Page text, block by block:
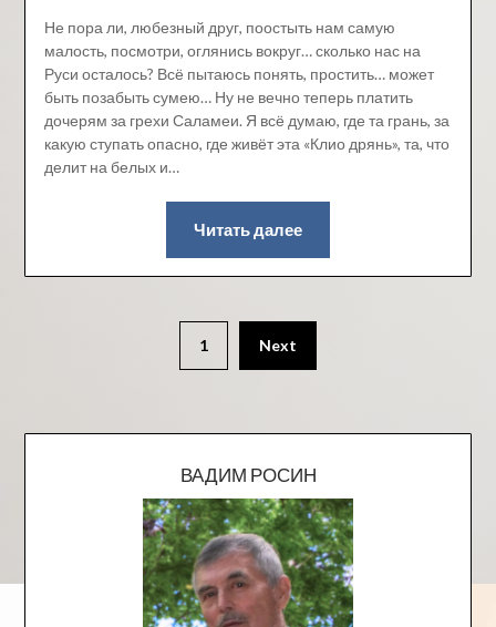
Не пора ли, любезный друг, поостыть нам самую
малость, посмотри, оглянись вокруг… сколько нас на
Руси осталось? Всё пытаюсь понять, простить… может
быть позабыть сумею… Ну не вечно теперь платить
дочерям за грехи Саламеи. Я всё думаю, где та грань, за
какую ступать опасно, где живёт эта «Клио дрянь», та, что
делит на белых и…
Читать далее
1 Next
ВАДИМ РОСИН